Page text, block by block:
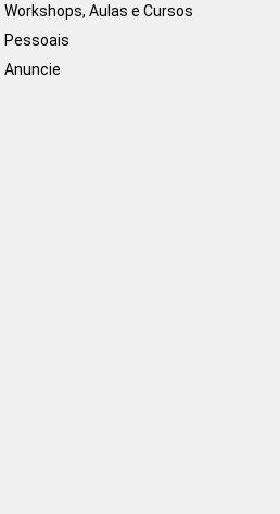
Workshops, Aulas e Cursos
Pessoais
Anuncie